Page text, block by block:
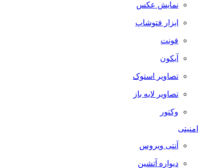
نمایش عکس
ابزار فتوشاپ
فونت
آیکون
تصاویر استوک
تصاویر لایه باز
وکتور
امنیتی
آنتی ویروس
دیواره آتشین